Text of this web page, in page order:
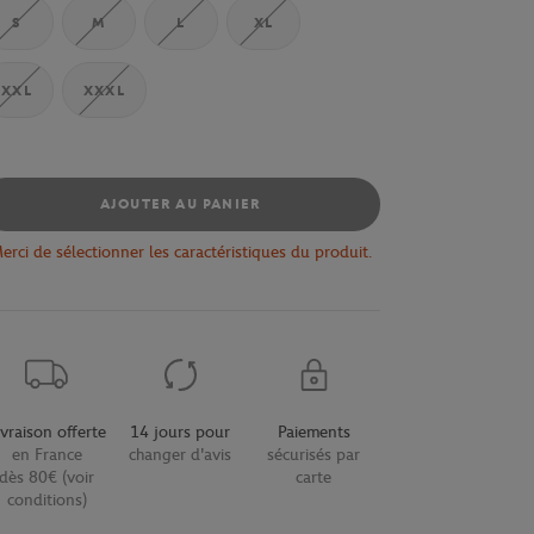
S M L XL
XXL XXXL
AJOUTER AU PANIER
de sélectionner les caractéristiques du produit.
offerte
en France
dès 80€ (voir
conditions)
14 jours pour
changer d'avis
Paiements
sécurisés par
carte